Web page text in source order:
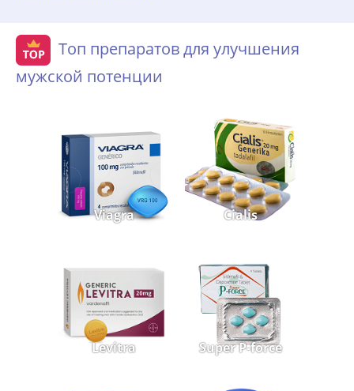
Топ препаратов для улучшения
мужской потенции
Viagra Cialis
Levitra Super P-force